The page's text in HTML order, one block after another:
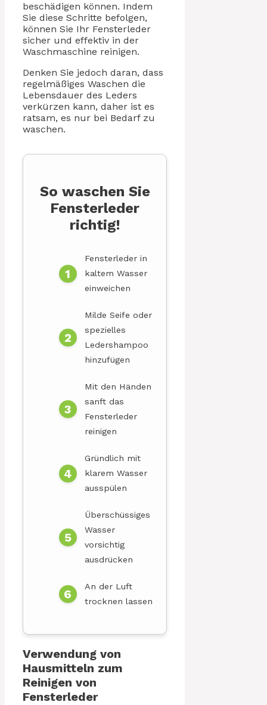
beschädigen können. Indem
Sie diese Schritte befolgen,
können Sie Ihr Fensterleder
sicher und effektiv in der
Waschmaschine reinigen.
Denken Sie jedoch daran, dass
regelmäßiges Waschen die
Lebensdauer des Leders
verkürzen kann, daher ist es
ratsam, es nur bei Bedarf zu
waschen.
So waschen Sie
Fensterleder
richtig!
Fensterleder in
kaltem Wasser
einweichen
Milde Seife oder
spezielles
Ledershampoo
hinzufügen
Mit den Händen
sanft das
Fensterleder
reinigen
Gründlich mit
klarem Wasser
ausspülen
Überschüssiges
Wasser
vorsichtig
ausdrücken
An der Luft
trocknen lassen
Verwendung von
Hausmitteln zum
Reinigen von
Fensterleder